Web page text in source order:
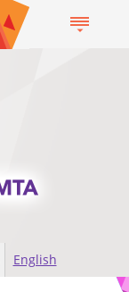
English